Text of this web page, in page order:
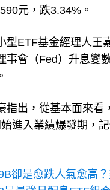
元，跌3.34%。
型ETF基金經理人
事會（Fed）升息變
指出，從基本面來
進入業績爆發期，
卻是愈跌人氣愈高